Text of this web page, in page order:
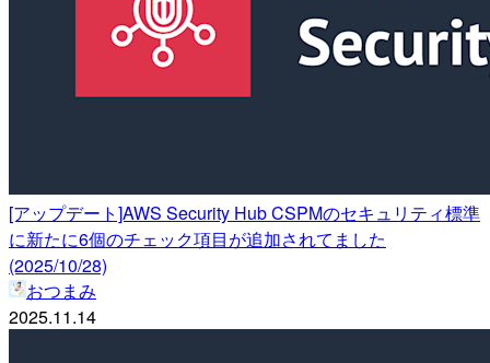
[アップデート]AWS Security Hub CSPMのセキュリティ標準
に新たに6個のチェック項目が追加されてました
(2025/10/28)
おつまみ
2025.11.14